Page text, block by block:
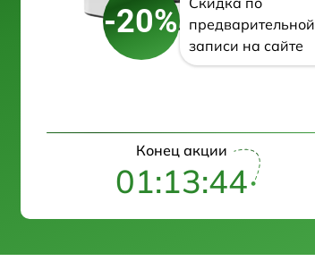
-20%
предварительной
записи на сайте
Конец акции
01:13:43